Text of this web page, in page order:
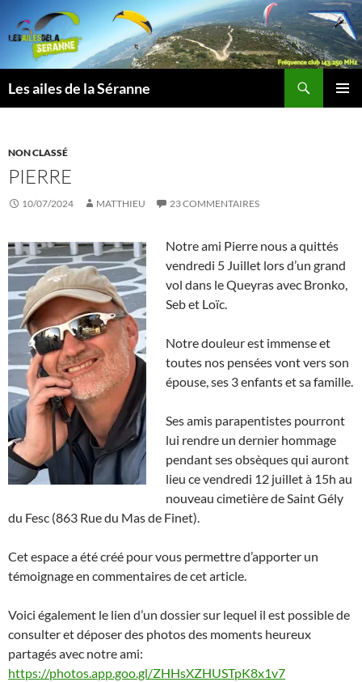
contenu
Les ailes de la Séranne
NON CLASSÉ
PIERRE
10/07/2024 MATTHIEU 23 COMMENTAIRES
Notre ami Pierre nous a quittés
vendredi 5 Juillet lors d’un grand
vol dans le Queyras avec Bronko,
Seb et Loïc.
Notre douleur est immense et
toutes nos pensées vont vers son
épouse, ses 3 enfants et sa famille.
Ses amis parapentistes pourront
lui rendre un dernier hommage
pendant ses obsèques qui auront
lieu ce vendredi 12 juillet à 15h au
nouveau cimetière de Saint Gély
du Fesc (863 Rue du Mas de Finet).
Cet espace a été créé pour vous permettre d’apporter un
témoignage en commentaires de cet article.
Voici également le lien d’un dossier sur lequel il est possible de
consulter et déposer des photos des moments heureux
partagés avec notre ami:
https://photos.app.goo.gl/ZHHsXZHUSTpK8x1v7